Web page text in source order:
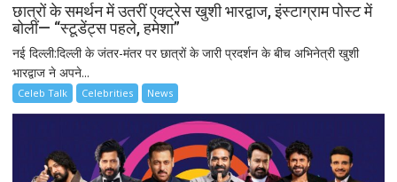
छात्रों के समर्थन में उतरीं एक्ट्रेस खुशी भारद्वाज, इंस्टाग्राम पोस्ट में
बोलीं— “स्टूडेंट्स पहले, हमेशा”
नई दिल्ली:दिल्ली के जंतर-मंतर पर छात्रों के जारी प्रदर्शन के बीच अभिनेत्री खुशी
भारद्वाज ने अपने...
Celeb Talk Celebrities News